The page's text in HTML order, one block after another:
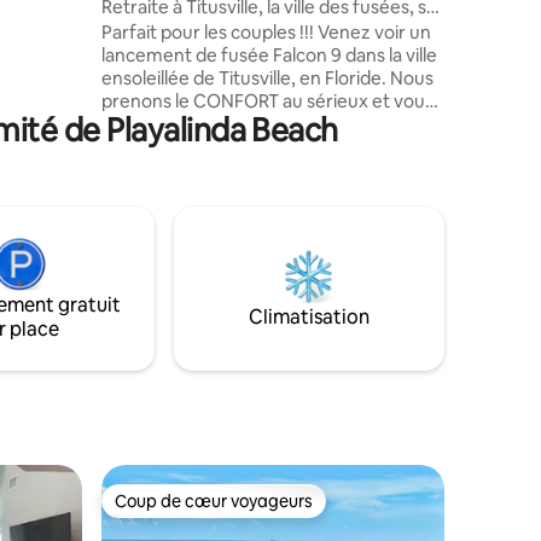
Retraite à Titusville, la ville des fusées, sur
la côte spatiale
Parfait pour les couples !!! Venez voir un
lancement de fusée Falcon 9 dans la ville
ensoleillée de Titusville, en Floride. Nous
prenons le CONFORT au sérieux et vous
ne serez pas déçu ! Un endroit reposant
pour se détendre, aller à la pêche ou
et à 5 miles de l'Indian River avec des
rampes de mise à l'eau publiques. Maison
d'hôtes privée spacieuse, plafonds de
9 pieds, avec beaucoup de lumière
de Playalinda Beach
gratuit
place
Climatisation
Coup de cœur voyageurs
Coup de cœur voyageurs